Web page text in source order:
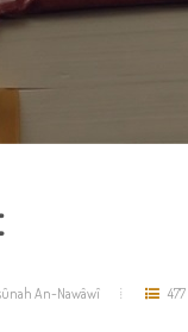
An-Nawâwî 477